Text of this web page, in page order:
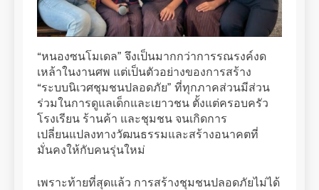
“หนองซนโมเดล” จึงเป็นมากกว่าการรณรงค์งด
เหล้าในงานศพ แต่เป็นตัวอย่างของการสร้าง
“ระบบนิเวศชุมชนปลอดภัย” ที่ทุกภาคส่วนมีส่วน
ร่วมในการดูแลเด็กและเยาวชน ตั้งแต่ครอบครัว
โรงเรียน ร้านค้า และชุมชน จนเกิดการ
เปลี่ยนแปลงทางวัฒนธรรมและสร้างอนาคตที่
มั่นคงให้กับคนรุ่นใหม่
เพราะท้ายที่สุดแล้ว การสร้างชุมชนปลอดภัยไม่ได้